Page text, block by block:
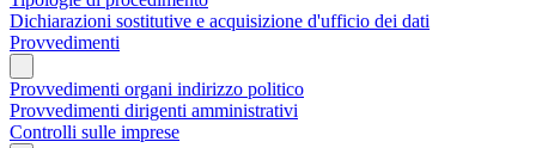
Dichiarazioni sostitutive e acquisizione d'ufficio dei dati
Provvedimenti
Provvedimenti organi indirizzo politico
Provvedimenti dirigenti amministrativi
Controlli sulle imprese